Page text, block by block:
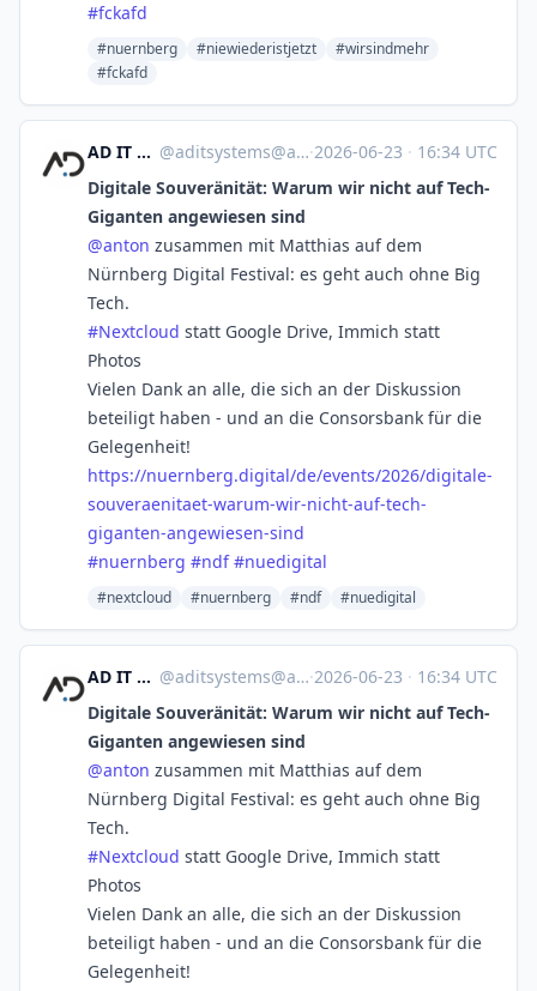
#fckafd
#nuernberg #niewiederistjetzt
#wirsindmehr
#fckafd
AD IT Systems @aditsystems@aditsystems.de ·2026-06-23 · 16:34 UTC
Digitale Souveränität: Warum wir nicht auf Tech-
Giganten angewiesen sind
@anton zusammen mit Matthias auf dem
Nürnberg Digital Festival: es geht auch ohne Big
Tech.
#Nextcloud statt Google Drive, Immich statt
Photos
Vielen Dank an alle, die sich an der Diskussion
beteiligt haben - und an die Consorsbank für die
Gelegenheit!
https://nuernberg.digital/de/events/2026/digitale-
souveraenitaet-warum-wir-nicht-auf-tech-
giganten-angewiesen-sind
#nuernberg #ndf #nuedigital
#nextcloud #nuernberg #ndf #nuedigital
AD IT Systems @aditsystems@aditsystems.de ·2026-06-23 · 16:34 UTC
Digitale Souveränität: Warum wir nicht auf Tech-
Giganten angewiesen sind
@anton zusammen mit Matthias auf dem
Nürnberg Digital Festival: es geht auch ohne Big
Tech.
#Nextcloud statt Google Drive, Immich statt
Photos
Vielen Dank an alle, die sich an der Diskussion
beteiligt haben - und an die Consorsbank für die
Gelegenheit!